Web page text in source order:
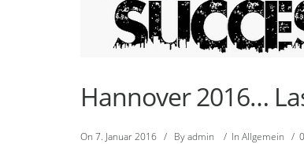
Hannover 2016…
On 7. Januar 2016 / Byadmin / In Allgemein /